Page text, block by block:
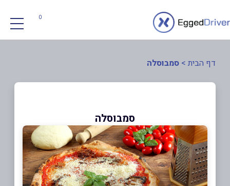
0
דף הבית > סמבוסלה
סמבוסלה